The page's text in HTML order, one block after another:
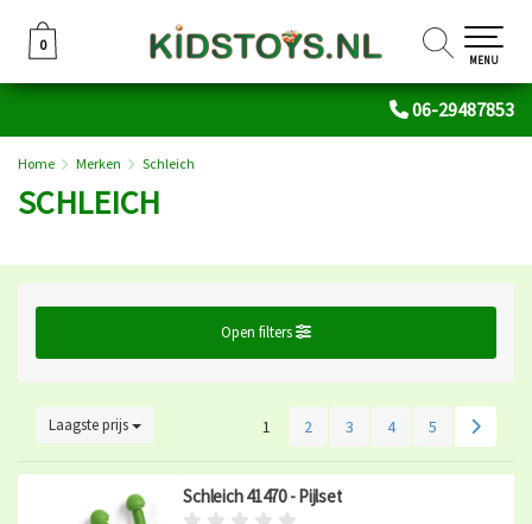
06-29487853
0
0
MENU
Home Merken Schleich
SCHLEICH
Open filters
Laagste prijs 1 2 3 4 5
Schleich 41470 - Pijlset